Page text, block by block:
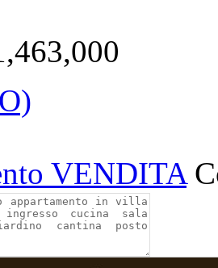
VENDITA